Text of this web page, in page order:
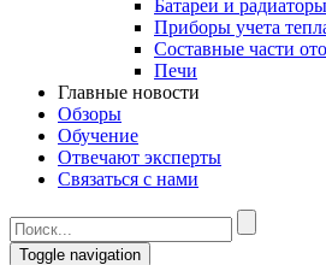
Батареи и радиаторы
Приборы учета
Составные части
Печи
Главные новости
Обзоры
Обучение
Отвечают эксперты
Связаться с нами
Toggle navigation